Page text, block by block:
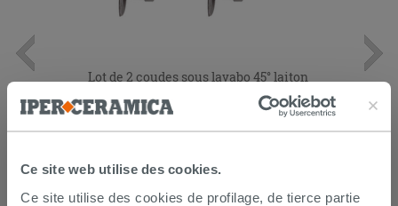
Ce site web utilise des cookies.
Ce site utilise des cookies de profilage, de tierce partie
Lot de 2 coudes sous lavabo 45° laiton
14,90 €